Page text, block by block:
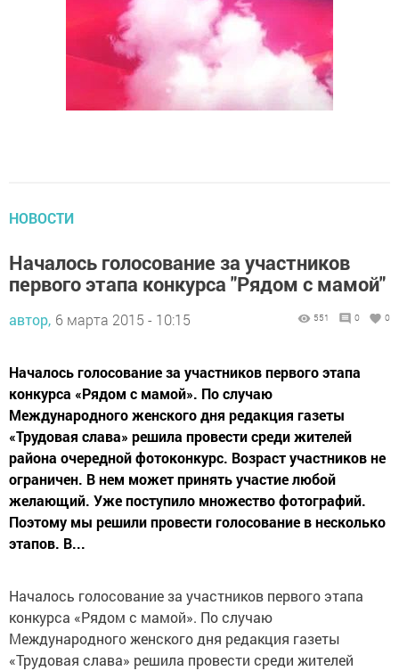
НОВОСТИ
Началось голосование за участников
первого этапа конкурса "Рядом с мамой"
автор, 6 марта 2015 - 10:15 551 0 0
Началось голосование за участников первого этапа
конкурса «Рядом с мамой». По случаю
Международного женского дня редакция газеты
«Трудовая слава» решила провести среди жителей
района очередной фотоконкурс. Возраст участников не
ограничен. В нем может принять участие любой
желающий. Уже поступило множество фотографий.
Поэтому мы решили провести голосование в несколько
этапов. В...
Началось голосование за участников первого этапа
конкурса «Рядом с мамой». По случаю
Международного женского дня редакция газеты
«Трудовая слава» решила провести среди жителей